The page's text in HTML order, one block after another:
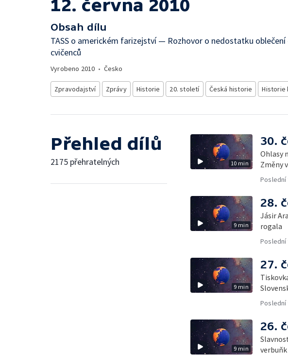
12. června 2010
Obsah dílu
TASS o americkém farizejství — Rozhovor o nedostatku
cvičenců
Vyrobeno 2010 • Česko
Zpravodajství Zprávy Historie 20. století Česká historie Historie
Přehled dílů
2175 přehratelných 10 min
30.
Ohlasy
Změny
9 min
28.
Jásir
rogala
9 min
27.
9 min
26.
verbuňk